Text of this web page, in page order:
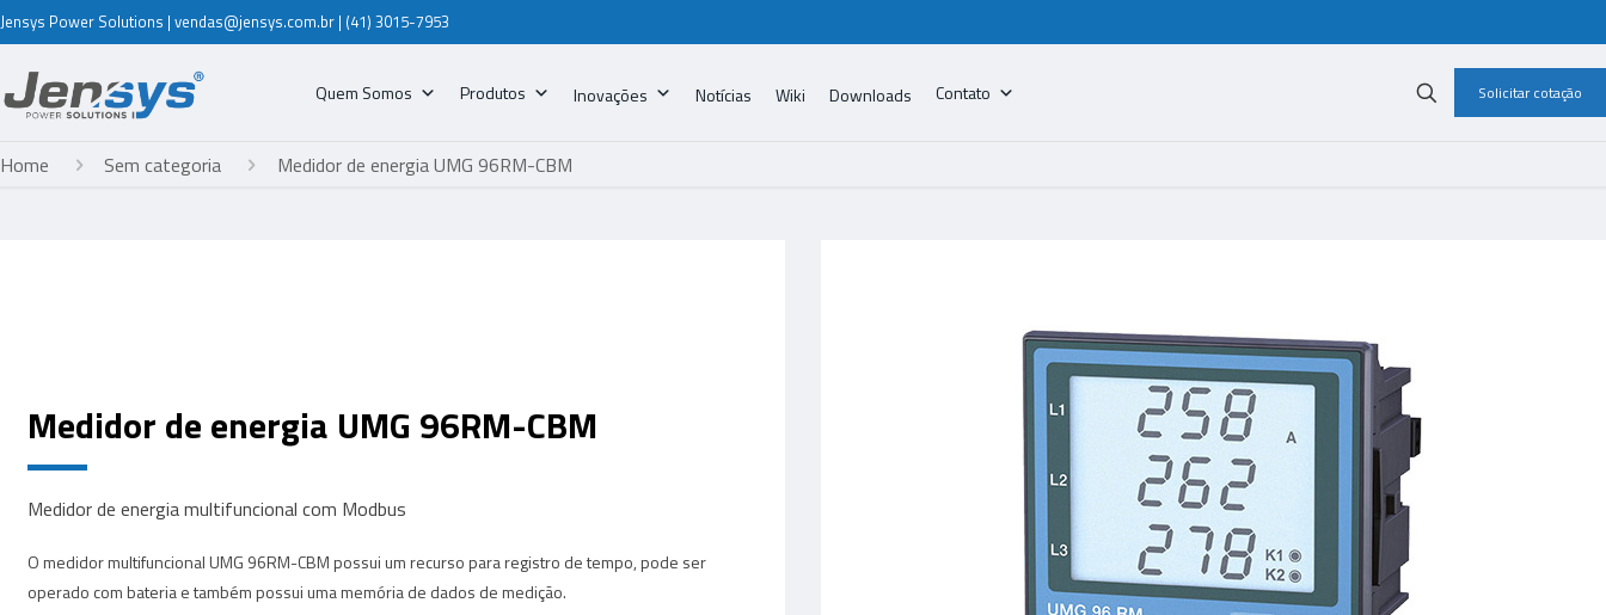
Jensys Power Solutions | vendas@jensys.com.br | (41) 3015-7953
Quem Somos Produtos Inovações Notícias Wiki Downloads Contato Solicitar cotação
Home Sem categoria Medidor de energia UMG 96RM-CBM
Medidor de energia UMG 96RM-CBM
Medidor de energia multifuncional com Modbus
O medidor multifuncional UMG 96RM-CBM possui um recurso para registro de tempo, pode ser
operado com bateria e também possui uma memória de dados de medição.